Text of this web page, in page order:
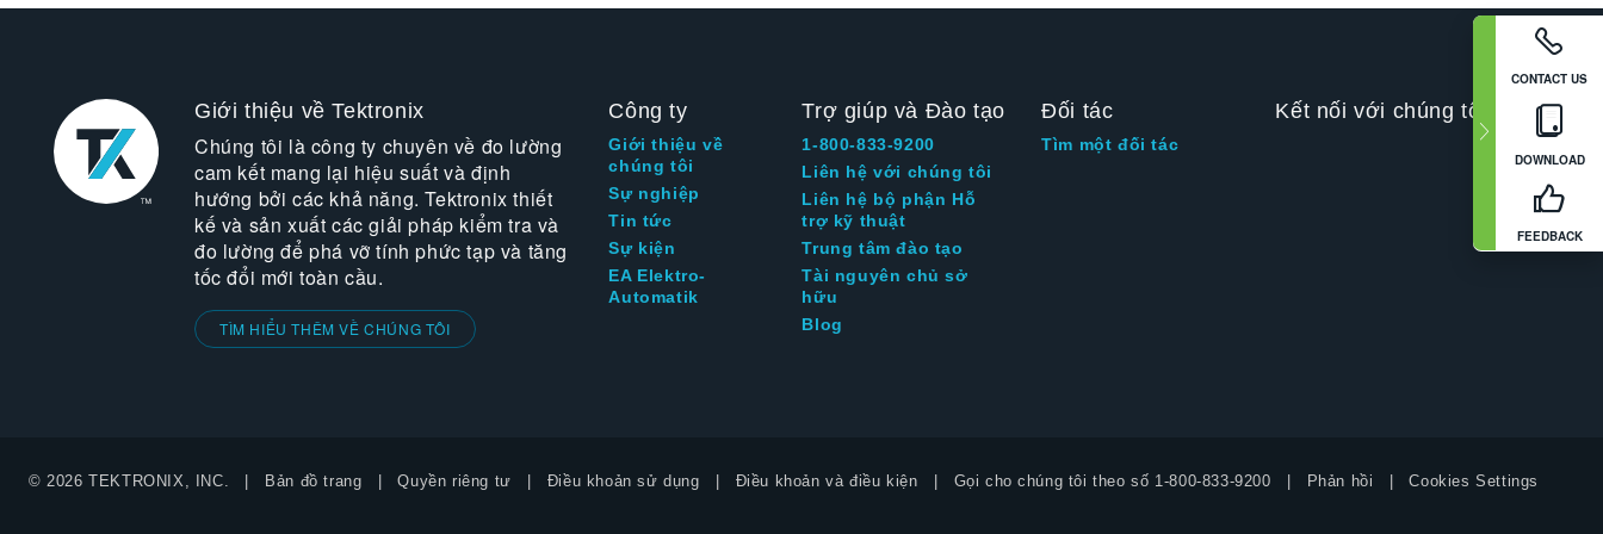
CONTACT US
DOWNLOAD
FEEDBACK
Giới thiệu về Tektronix
Chúng tôi là công ty chuyên về đo lường
cam kết mang lại hiệu suất và định
hướng bởi các khả năng. Tektronix thiết
kế và sản xuất các giải pháp kiểm tra và
đo lường để phá vỡ tính phức tạp và tăng
tốc đổi mới toàn cầu.
TÌM HIỂU THÊM VỀ CHÚNG TÔI
Công ty
Giới thiệu về
chúng tôi
Sự nghiệp
Tin tức
Sự kiện
EA Elektro-
Automatik
Trợ giúp và Đào tạo
1-800-833-9200
Liên hệ với chúng tôi
Liên hệ bộ phận Hỗ
trợ kỹ thuật
Trung tâm đào tạo
Tài nguyên chủ sở
hữu
Blog
Đối tác
Tìm một đối tác
Kết nối với chúng tôi
© 2026 TEKTRONIX, INC. Bản đồ trang Quyền riêng tư Điều khoản sử dụng Điều khoản và điều kiện Gọi cho chúng tôi theo số 1-800-833-9200 Phản hồi Cookies Settings